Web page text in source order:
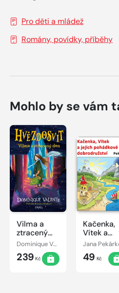
Pro děti a mládež
Romány, povídky, příběhy
Mohlo by se vám
Vilma a
ztracený
den
Dominique Valente
239 Kč
Kačenka,
Vítek a
jejich
49 Kč